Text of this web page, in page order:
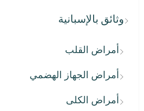
وثائق بالإسبانية
أمراض القلب
أمراض الجهاز الهضمي
أمراض الكلى